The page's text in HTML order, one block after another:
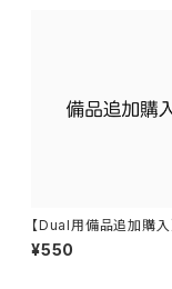
【Dual用備品追加購入
バ用チェーン / チューニングハ
ンマー /AUXオーディ
¥550